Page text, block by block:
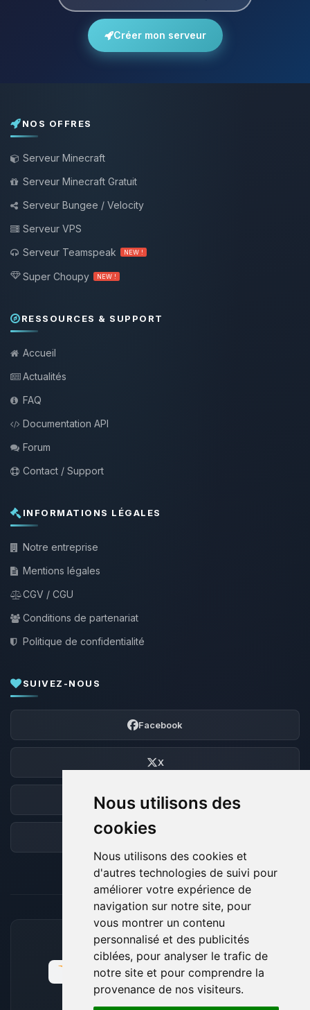
Nous utilisons des
cookies
Nous utilisons des cookies et
d'autres technologies de suivi pour
améliorer votre expérience de
navigation sur notre site, pour
vous montrer un contenu
personnalisé et des publicités
ciblées, pour analyser le trafic de
notre site et pour comprendre la
provenance de nos visiteurs.
Créer mon serveur
NOS OFFRES
Serveur Minecraft
Serveur Minecraft Gratuit
Serveur Bungee / Velocity
Serveur VPS
Serveur Teamspeak
NEW !
Super Choupy NEW !
RESSOURCES & SUPPORT
Accueil
Actualités
FAQ
Documentation API
Forum
Contact / Support
INFORMATIONS LÉGALES
Notre entreprise
Mentions légales
CGV / CGU
Conditions de partenariat
Politique de confidentialité
SUIVEZ-NOUS
Facebook
X
Discord
Forum
MOYENS DE PAIEMENT ACCEPTÉS